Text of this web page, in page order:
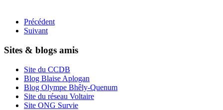
Précédent
Suivant
Sites & blogs amis
Site du CCDB
Blog Blaise Aplogan
Blog Olympe Bhêly-Quenum
Site du réseau Voltaire
Site ONG Survie